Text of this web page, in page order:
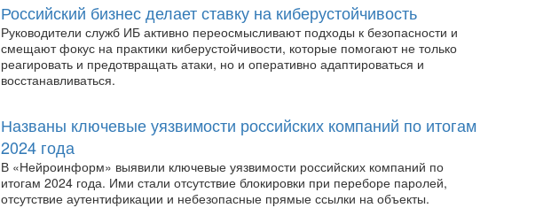
Российский бизнес делает ставку на киберустойчивость
Руководители служб ИБ активно переосмысливают подходы к безопасности и
смещают фокус на практики киберустойчивости, которые помогают не только
реагировать и предотвращать атаки, но и оперативно адаптироваться и
восстанавливаться.
Названы ключевые уязвимости российских компаний по итогам
2024 года
В «Нейроинформ» выявили ключевые уязвимости российских компаний по
итогам 2024 года. Ими стали отсутствие блокировки при переборе паролей,
отсутствие аутентификации и небезопасные прямые ссылки на объекты.